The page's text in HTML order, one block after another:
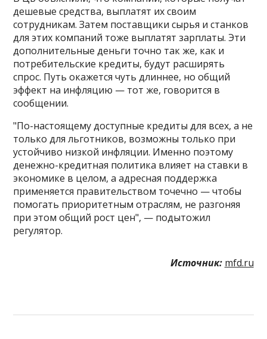
дешевые средства, выплатят их своим
сотрудникам. Затем поставщики сырья и станков
для этих компаний тоже выплатят зарплаты. Эти
дополнительные деньги точно так же, как и
потребительские кредиты, будут расширять
спрос. Путь окажется чуть длиннее, но общий
эффект на инфляцию — тот же, говорится в
сообщении.
"По-настоящему доступные кредиты для всех, а не
только для льготников, возможны только при
устойчиво низкой инфляции. Именно поэтому
денежно-кредитная политика влияет на ставки в
экономике в целом, а адресная поддержка
применяется правительством точечно — чтобы
помогать приоритетным отраслям, не разгоняя
при этом общий рост цен", — подытожил
регулятор.
Источник: mfd.ru